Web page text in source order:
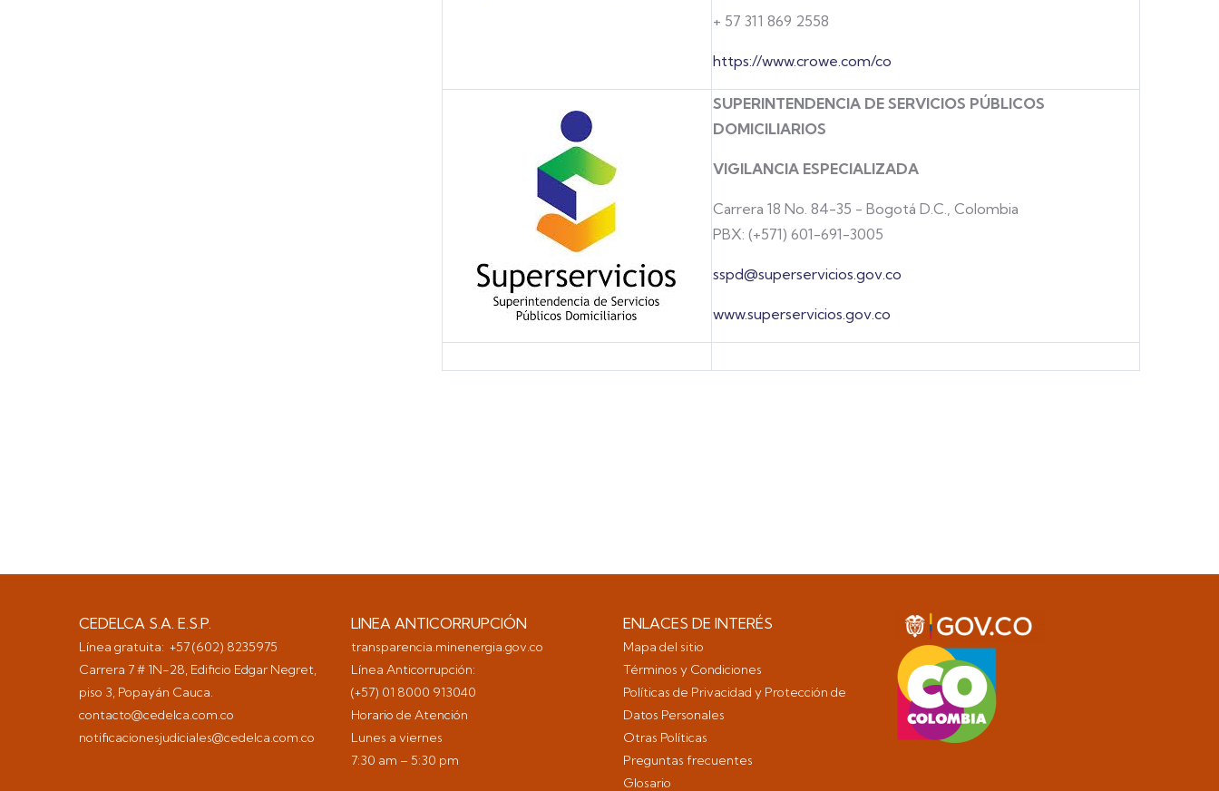
+ 57 311 869 2558
https://www.crowe.com/co
SUPERINTENDENCIA DE SERVICIOS PÚBLICOS
DOMICILIARIOS
VIGILANCIA ESPECIALIZADA
Carrera 18 No. 84-35 - Bogotá D.C., Colombia
PBX: (+571) 601-691-3005
sspd@superservicios.gov.co
www.superservicios.gov.co
CEDELCA S.A. E.S.P.
Línea gratuita: +57 (602) 8235975
Carrera 7 # 1N-28, Edificio Edgar Negret,
piso 3, Popayán Cauca.
contacto@cedelca.com.co
notificacionesjudiciales@cedelca.com.co
LINEA ANTICORRUPCIÓN
transparencia.minenergia.gov.co
Línea Anticorrupción:
(+57) 01 8000 913040
Horario de Atención
Lunes a viernes
7:30 am – 5:30 pm
ENLACES DE INTERÉS
Mapa del sitio
Términos y Condiciones
Políticas de Privacidad y Protección de
Datos Personales
Otras Políticas
Preguntas frecuentes
Glosario